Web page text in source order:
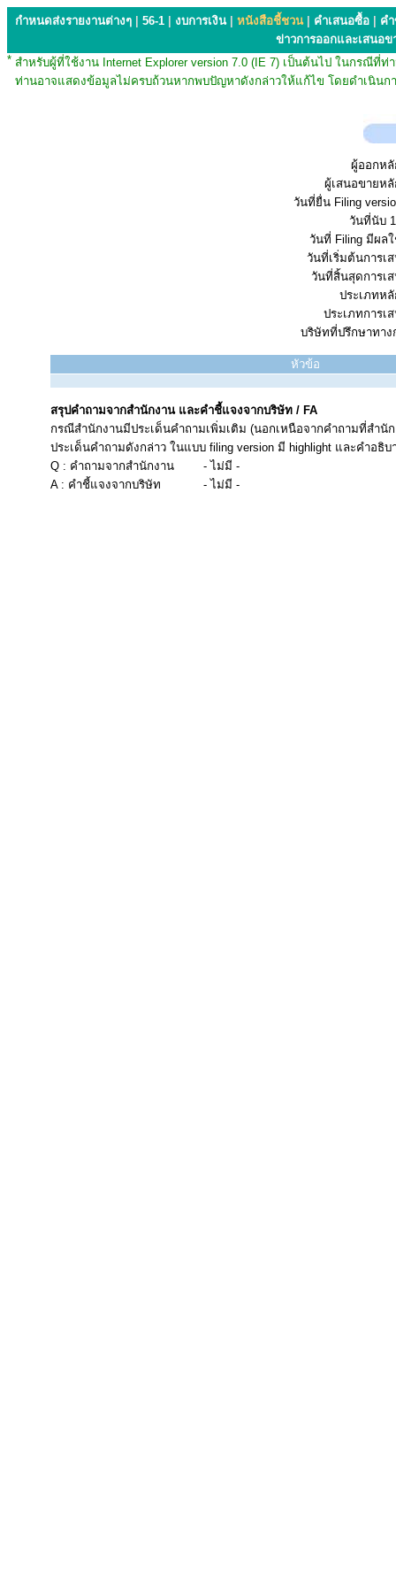
กำหนดส่งรายงานต่างๆ 56-1 งบการเงิน หนังสือชี้ชวน คำเสนอซื้อ
ค
ข่าวการออกและเสนอข
* สำหรับผู้ที่ใช้งาน Internet Explorer version 7.0 (IE 7) เป็นต้นไป ในกรณี
ท่านอาจแสดงข้อมูลไม่ครบถ้วนหากพบปัญหาดังกล่าวให้แก้ไข โดยดำเนินก
ผู้ออกห
ผู้เสนอขายห
วันที่ยื่น Filing
วันที่นับ
วันที่ Filing มีผล
วันที่เริ่มต้นการเ
วันที่สิ้นสุดการเ
ประเภทห
ประเภทการเ
บริษัทที่ปรึกษาทาง
หัวข้อ
สรุปคำถามจากสำนักงาน และคำชี้แจงจากบริษัท / FA
กรณีสำนักงานมีประเด็นคำถามเพิ่มเติม (นอกเหนือจากคำถามที่สำ
ประเด็นคำถามดังกล่าว ในแบบ filing version มี highlight และคำอธิ
Q : คำถามจากสำนักงาน
- ไม่มี -
A : คำชี้แจงจากบริษัท
- ไม่มี -